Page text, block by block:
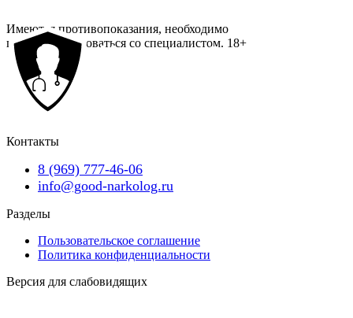
Имеются противопоказания, необходимо
проконсультироваться со специалистом. 18+
Контакты
8 (969) 777-46-06
info@good-narkolog.ru
Разделы
Пользовательское соглашение
Политика конфиденциальности
Версия для слабовидящих